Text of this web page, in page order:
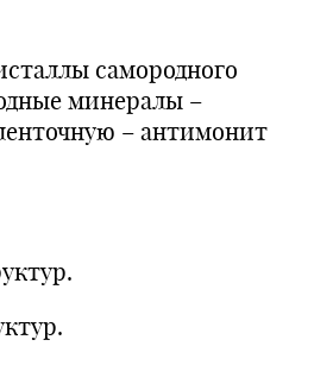
самородного
минералы –
– антимонит